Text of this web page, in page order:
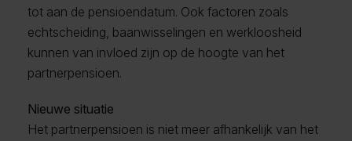
tot aan de pensioendatum. Ook factoren zoals
echtscheiding, baanwisselingen en werkloosheid
kunnen van invloed zijn op de hoogte van het
partnerpensioen.
Nieuwe situatie
Het partnerpensioen is niet meer afhankelijk van het